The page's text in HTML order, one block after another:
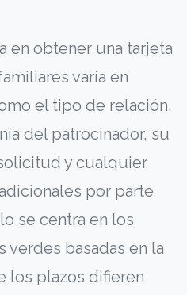
en obtener una tarjeta
varía en
el tipo de relación,
del patrocinador, su
y cualquier
por parte
se centra en los
verdes basadas en la
los plazos difieren